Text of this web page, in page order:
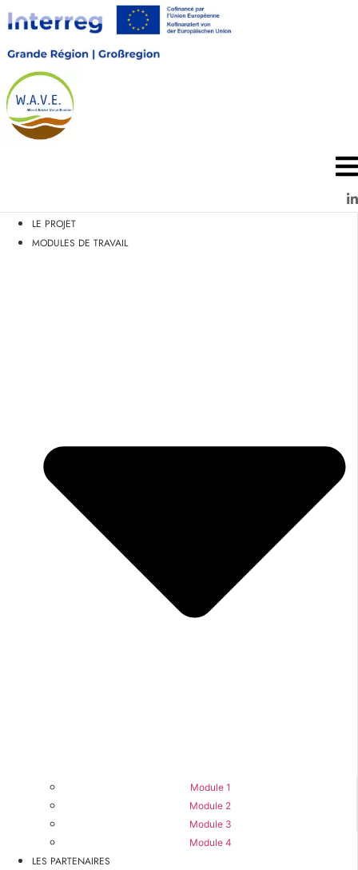
Aller
au
contenu
LE PROJET
MODULES DE TRAVAIL
Module 1
Module 2
Module 3
Module 4
LES PARTENAIRES